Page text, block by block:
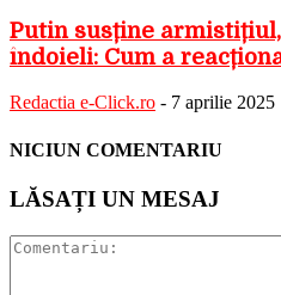
Putin susține
îndoieli: Cum a
Redactia e-Click.ro - 7 aprilie 2025
NICIUN COMENTARIU
LĂSAȚI UN MESAJ